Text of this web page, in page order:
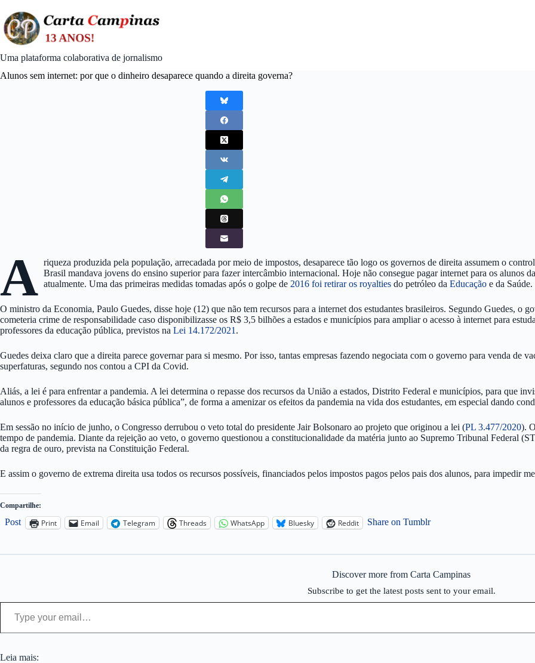
content
Uma plataforma colaborativa de jornalismo
Alunos sem internet: por que o dinheiro desaparece quando a direita governa?
A riqueza produzida pela população, arrecadada por meio de impostos, desaparece tão logo os governos de direita assumem o
Brasil mandava jovens do ensino superior para fazer intercâmbio internacional. Hoje não consegue pagar internet para os alunos
atualmente. Uma das primeiras medidas tomadas após o golpe de 2016 foi retirar os royaltiesdo petróleo da Educação e da Saúde.
O ministro da Economia, Paulo Guedes, disse hoje (12) que não tem recursos para a internet dos estudantes brasileiros. Segundo Guedes, o
cometeria crime de responsabilidade caso disponibilizasse os R$ 3,5 bilhões a estados e municípios para ampliar o acesso à internet para
professores da educação pública, previstos na Lei 14.172/2021 .
Guedes deixa claro que a direita parece governar para si mesmo. Por isso, tantas empresas fazendo negociata com o governo para venda de
superfaturas, segundo nos contou a CPI da Covid.
Aliás, a lei é para enfrentar a pandemia. A lei determina o repasse dos recursos da União a estados, Distrito Federal e municípios, para que
alunos e professores da educação básica pública”, de forma a amenizar os efeitos da pandemia na vida dos estudantes, em especial dando
Em sessão no início de junho, o Congresso derrubou o veto total do presidente Jair Bolsonaro ao projeto que originou a lei (PL 3.477/2020).
tempo de pandemia. Diante da rejeição ao veto, o governo questionou a constitucionalidade da matéria junto ao Supremo Tribunal Federal
da regra de ouro, prevista na Constituição Federal.
E assim o governo de extrema direita usa todos os recursos possíveis, financiados pelos impostos pagos pelos pais dos alunos, para impedir
Compartilhe:
Post Print Email Telegram Threads WhatsApp Bluesky Reddit Share on Tumblr
Discover more from Carta Campinas
Subscribe to get the latest posts sent to your email.
Type your email…
Leia mais: